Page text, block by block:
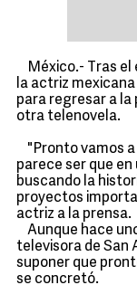
México.- Tras el
la actriz
para regresar a
otra telenovela.
"Pronto vamos
parece ser que
buscando la
proyectos
actriz a la prensa.
Aunque hace
televisora de San
suponer que
se concretó.